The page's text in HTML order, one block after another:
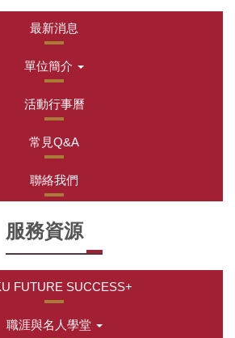
最新消息
單位簡介
活動行事曆
常見Q&A
聯絡我們
服務資源
FUTURE SUCCESS+
職涯與名人學堂